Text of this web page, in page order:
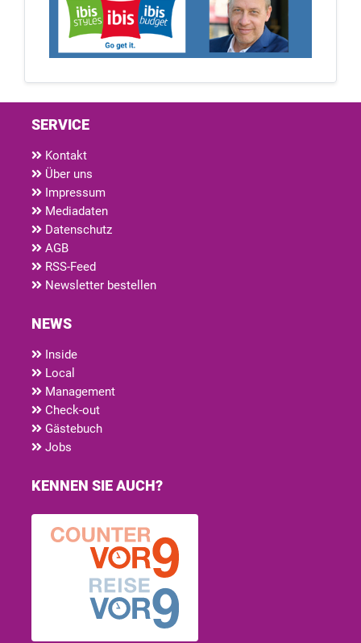
SERVICE
Kontakt
Über uns
Impressum
Mediadaten
Datenschutz
AGB
RSS-Feed
Newsletter bestellen
NEWS
Inside
Local
Management
Check-out
Gästebuch
Jobs
KENNEN SIE AUCH?